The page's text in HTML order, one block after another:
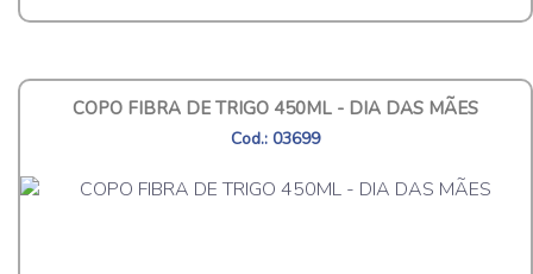
COPO FIBRA DE TRIGO 450ML - DIA DAS MÃES
Cod.: 03699